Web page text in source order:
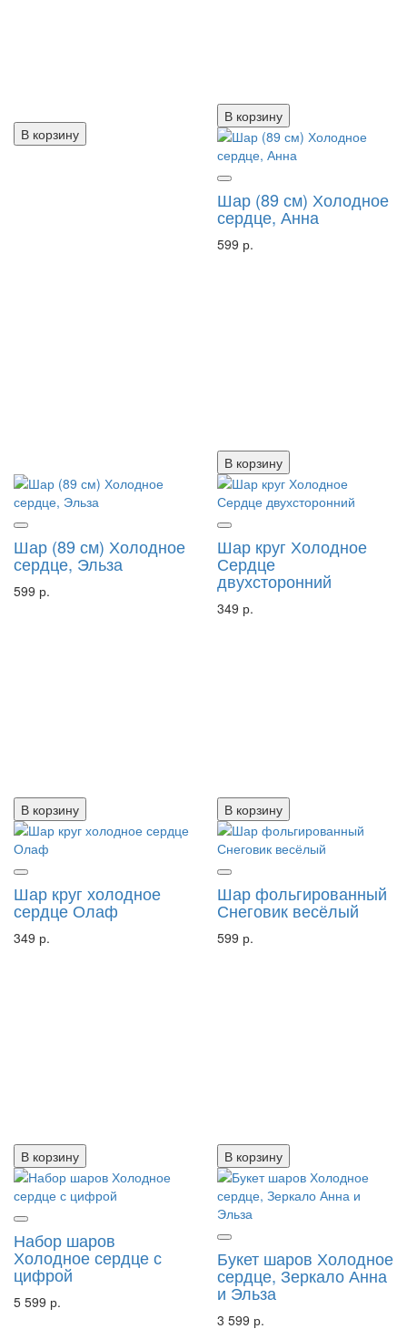
В корзину
В корзину
Шар (89 см) Холодное
сердце, Анна
599 р.
В корзину
Шар (89 см) Холодное
сердце, Эльза
599 р.
В корзину
Шар круг Холодное
Сердце
двухсторонний
349 р.
В корзину
Шар круг холодное
сердце Олаф
349 р.
В корзину
Шар фольгированный
Снеговик весёлый
599 р.
В корзину
Набор шаров
Холодное сердце с
цифрой
5 599 р.
Букет шаров Холодное
сердце, Зеркало Анна
и Эльза
3 599 р.